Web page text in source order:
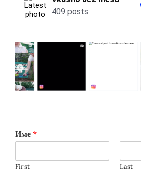
Име *
First Last